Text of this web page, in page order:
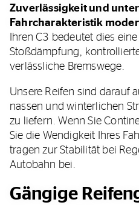
Zuverlässigkeit und
Fahrcharakteristik
Ihren C3 bedeutet dies
Stoßdämpfung,
verlässliche Bremswege.
Unsere Reifen sind darauf
nassen und winterlichen
zu liefern. Wenn Sie
Sie die Wendigkeit Ihres
tragen zur Stabilität bei
Autobahn bei.
Gängige